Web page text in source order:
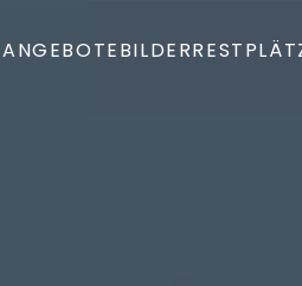
ANGEBOTEBILDER